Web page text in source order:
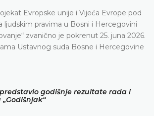
Evropske unije i Vijeća Evrope pod
ljudskim pravima u Bosni i Hercegovini
zvanično je pokrenut 25. juna 2026.
Ustavnog suda Bosne i Hercegovine
godišnje rezultate rada i